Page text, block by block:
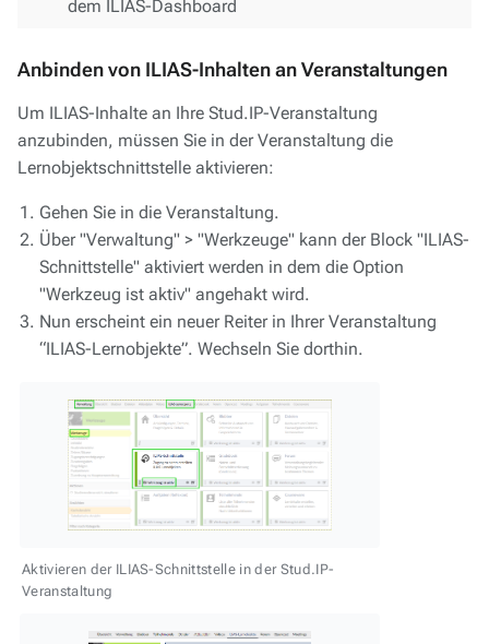
dem ILIAS-Dashboard
Anbinden von ILIAS-Inhalten an Veranstaltungen
Um ILIAS-Inhalte an Ihre Stud.IP-Veranstaltung
anzubinden, müssen Sie in der Veranstaltung die
Lernobjektschnittstelle aktivieren:
Gehen Sie in die Veranstaltung.
Über "Verwaltung" > "Werkzeuge" kann der Block "ILIAS-
Schnittstelle" aktiviert werden in dem die Option
"Werkzeug ist aktiv" angehakt wird.
Nun erscheint ein neuer Reiter in Ihrer Veranstaltung
“ILIAS-Lernobjekte”. Wechseln Sie dorthin.
Aktivieren der ILIAS-Schnittstelle in der Stud.IP-
Veranstaltung